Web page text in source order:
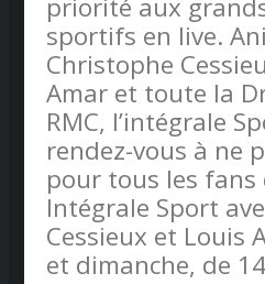
priorité aux
sportifs en live.
Christophe
Amar et toute la
RMC, l’intégrale
rendez-vous à ne
pour tous les fans
Intégrale Sport
Cessieux et Louis
et dimanche, de